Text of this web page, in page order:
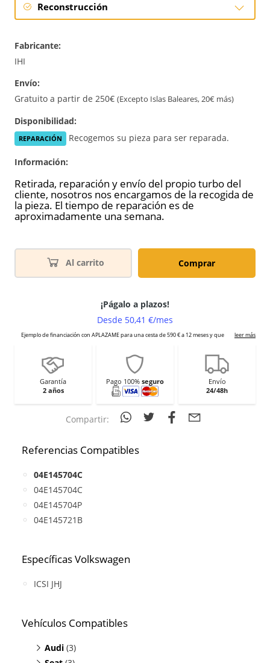
Reconstrucción
Fabricante:
IHI
Envío:
Gratuito a partir de 250€ (Excepto Islas Baleares, 20€ más)
Disponibilidad:
REPARACIÓN Recogemos su pieza para ser reparada.
Información:
Retirada, reparación y envío del propio turbo del
cliente, nosotros nos encargamos de la recogida de
la pieza. El tiempo de reparación es de
aproximadamente una semana.
Al carrito Comprar
Garantía
2 años
Pago 100% seguro
Envío
24/48h
Compartir:
Referencias Compatibles
04E145704C
04E145704C
04E145704P
04E145721B
Específicas Volkswagen
ICSI JHJ
Vehículos Compatibles
Audi (3)